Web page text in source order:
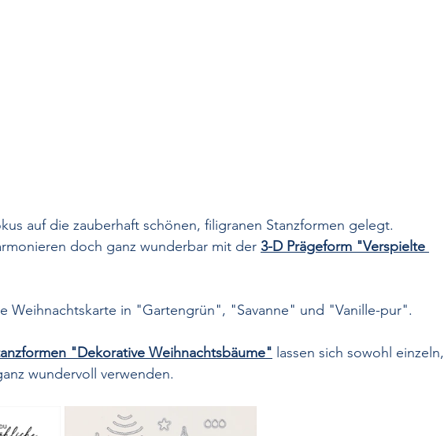
auf die zauberhaft schönen, filigranen Stanzformen gelegt.
doch ganz wunderbar mit der 3-D Prägeform "Verspielte
Weihnachtskarte in "Gartengrün", "Savanne" und "Vanille-pur".
"Dekorative Weihnachtsbäume" lassen sich sowohl einzeln,
wundervoll verwenden.